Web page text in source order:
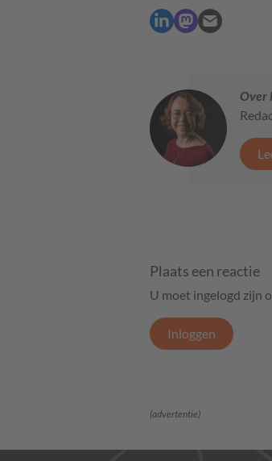
Over
Plaats een reactie
U moet ingelogd zijn
Inloggen
(advertentie)